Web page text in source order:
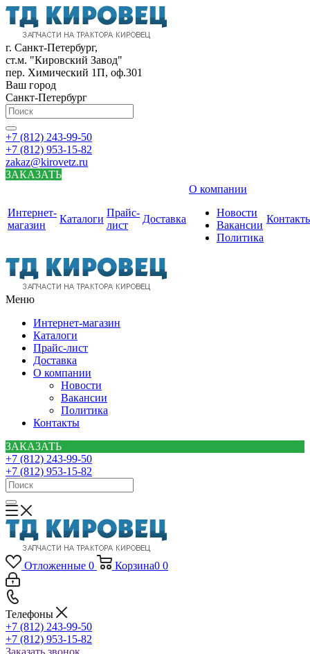
г. Санкт-Петербург,
ст.м. "Кировский Завод"
пер. Химический 1П, оф.301
Ваш город
Санкт-Петербург
+7 (812) 243-99-50
+7 (812) 953-15-82
zakaz@kirovetz.ru
ЗАКАЗАТЬ
Интернет-
магазин
Каталоги
Прайс-
лист
Доставка
О компании
Новости
Вакансии
Политика
Меню
Интернет-магазин
Каталоги
Прайс-лист
Доставка
О компании
Новости
Вакансии
Политика
Контакты
ЗАКАЗАТЬ
+7 (812) 243-99-50
+7 (812) 953-15-82
Отложенные 0 Корзина0 0
Телефоны
+7 (812) 243-99-50
+7 (812) 953-15-82
Заказать звонок